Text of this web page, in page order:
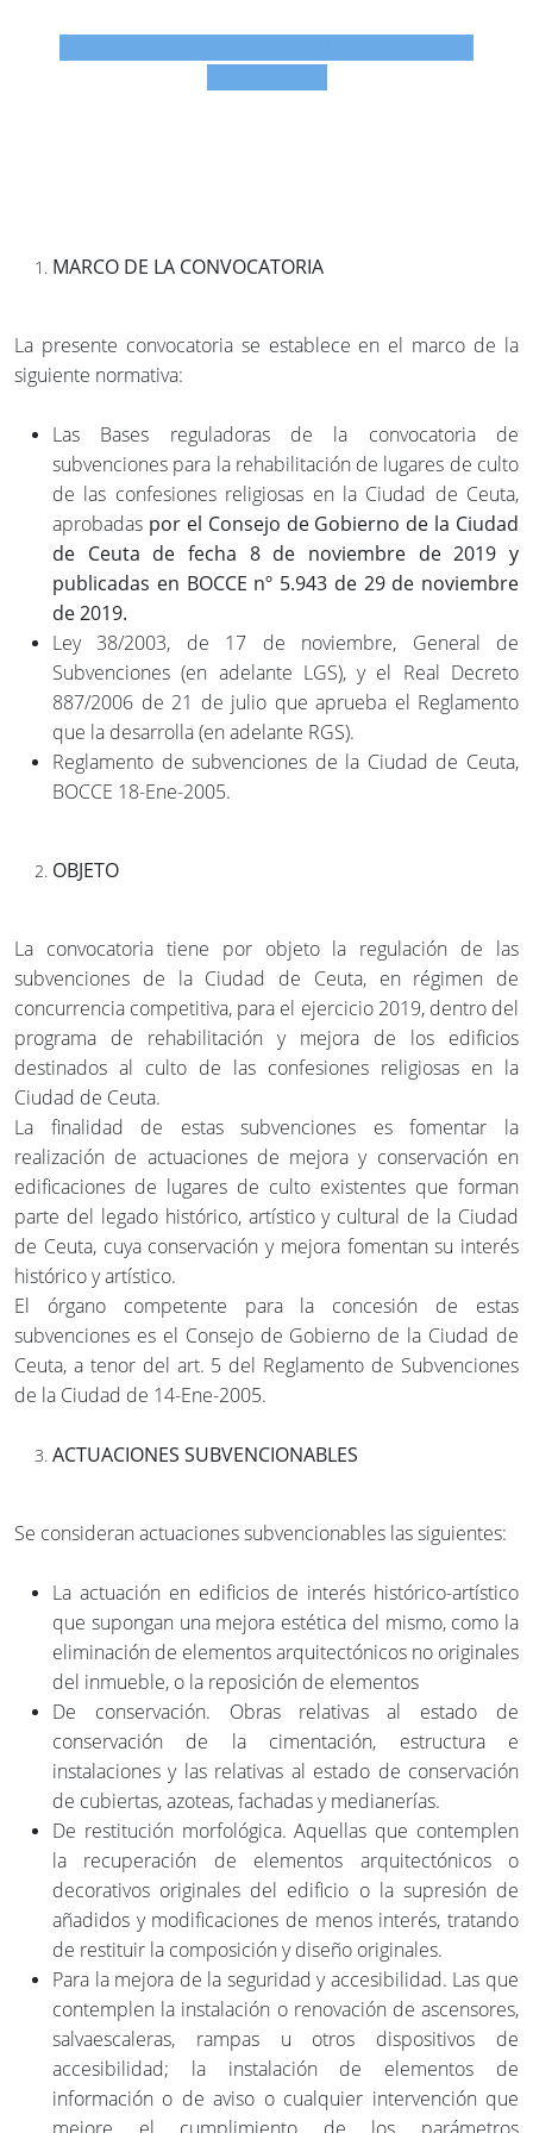
MARCO DE LA CONVOCATORIA
La presente convocatoria se establece en el marco de la
siguiente normativa:
Las Bases reguladoras de la convocatoria de
subvenciones para la rehabilitación de lugares de culto
de las confesiones religiosas en la Ciudad de Ceuta,
aprobadas por el Consejo de Gobierno de la Ciudad
de Ceuta de fecha 8 de noviembre de 2019 y
publicadas en BOCCE nº 5.943 de 29 de noviembre
de 2019.
Ley 38/2003, de 17 de noviembre, General de
Subvenciones (en adelante LGS), y el Real Decreto
887/2006 de 21 de julio que aprueba el Reglamento
que la desarrolla (en adelante RGS).
Reglamento de subvenciones de la Ciudad de Ceuta,
BOCCE 18-Ene-2005.
OBJETO
La convocatoria tiene por objeto la regulación de las
subvenciones de la Ciudad de Ceuta, en régimen de
concurrencia competitiva, para el ejercicio 2019, dentro del
programa de rehabilitación y mejora de los edificios
destinados al culto de las confesiones religiosas en la
Ciudad de Ceuta.
La finalidad de estas subvenciones es fomentar la
realización de actuaciones de mejora y conservación en
edificaciones de lugares de culto existentes que forman
parte del legado histórico, artístico y cultural de la Ciudad
de Ceuta, cuya conservación y mejora fomentan su interés
histórico y artístico.
El órgano competente para la concesión de estas
subvenciones es el Consejo de Gobierno de la Ciudad de
Ceuta, a tenor del art. 5 del Reglamento de Subvenciones
de la Ciudad de 14-Ene-2005.
ACTUACIONES SUBVENCIONABLES
Se consideran actuaciones subvencionables las siguientes:
La actuación en edificios de interés histórico-artístico
que supongan una mejora estética del mismo, como la
eliminación de elementos arquitectónicos no originales
del inmueble, o la reposición de elementos
De conservación. Obras relativas al estado de
conservación de la cimentación, estructura e
instalaciones y las relativas al estado de conservación
de cubiertas, azoteas, fachadas y medianerías.
De restitución morfológica. Aquellas que contemplen
la recuperación de elementos arquitectónicos o
decorativos originales del edificio o la supresión de
añadidos y modificaciones de menos interés, tratando
de restituir la composición y diseño originales.
Para la mejora de la seguridad y accesibilidad. Las que
contemplen la instalación o renovación de ascensores,
salvaescaleras, rampas u otros dispositivos de
accesibilidad; la instalación de elementos de
información o de aviso o cualquier intervención que